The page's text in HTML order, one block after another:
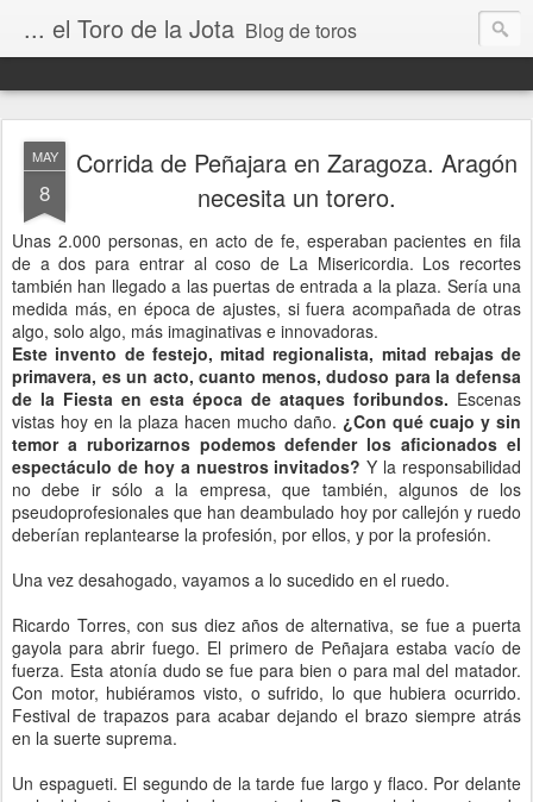
... el Toro de la Jota Blog de toros
MAY
8
Corrida de Peñajara en Zaragoza. Aragón
necesita un torero.
Unas 2.000 personas, en acto de fe, esperaban pacientes en fila
de a dos para entrar al coso de La Misericordia. Los recortes
también han llegado a las puertas de entrada a la plaza. Sería una
medida más, en época de ajustes, si fuera acompañada de otras
algo, solo algo, más imaginativas e innovadoras.
Este invento de festejo, mitad regionalista, mitad rebajas de
primavera, es un acto, cuanto menos, dudoso para la defensa
de la Fiesta en esta época de ataques foribundos. Escenas
vistas hoy en la plaza hacen mucho daño. ¿Con qué cuajo y sin
temor a ruborizarnos podemos defender los aficionados el
espectáculo de hoy a nuestros invitados?Y la responsabilidad
no debe ir sólo a la empresa, que también, algunos de los
pseudoprofesionales que han deambulado hoy por callejón y ruedo
deberían replantearse la profesión, por ellos, y por la profesión.
Una vez desahogado, vayamos a lo sucedido en el ruedo.
Ricardo Torres, con sus diez años de alternativa, se fue a puerta
gayola para abrir fuego. El primero de Peñajara estaba vacío de
fuerza. Esta atonía dudo se fue para bien o para mal del matador.
Con motor, hubiéramos visto, o sufrido, lo que hubiera ocurrido.
Festival de trapazos para acabar dejando el brazo siempre atrás
en la suerte suprema.
Un espagueti. El segundo de la tarde fue largo y flaco. Por delante